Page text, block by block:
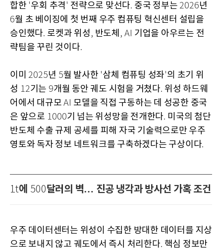
합한 '우회 추격 ' 전략으로 맞선다. 중국 정부는 2026년
6월 초 베이징에 첫 번째 우주 컴퓨팅 혁신센터 설립을
승인했다. 로켓과 위성, 반도체 , AI 기업을 아우르는 전
략팀을 꾸린 것이다.
이미 2025년 5월 발사한 '삼체 컴퓨팅 성좌'의 초기 위
성 12기는 9개월 동안 궤도 시험을 거쳤다. 위성 하드웨
어에서 대규모 AI 모델을 직접 구동하는 데 성공한 중국
은 앞으로 1000기 넘는 위성망을 전개한다. 미국의 첨단
반도체 수출 규제 공세를 피해 자국 기술력으로만 우주
영토와 독자 정보 네트워크를 구축하겠다는 구상이다.
1t에 500달러의 벽… 진공 냉각과 방사선 가혹 조건
우주 데이터센터는 위성이 수집한 방대한 데이터를 지상
으로 보내지 않고 궤도에서 즉시 처리한다. 핵심 정보만